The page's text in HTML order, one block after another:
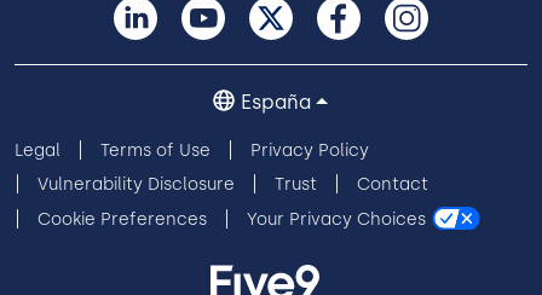
Legal Terms of Use
Privacy Policy
Vulnerability Disclosure
Trust
Contact
Cookie Preferences
Your Privacy Choices
España